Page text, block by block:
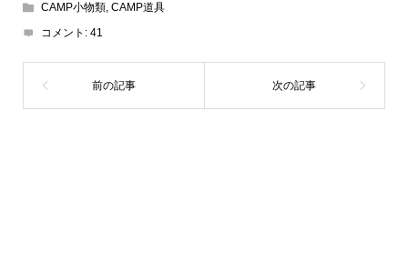
CAMP小物類, CAMP道具
コメント: 41